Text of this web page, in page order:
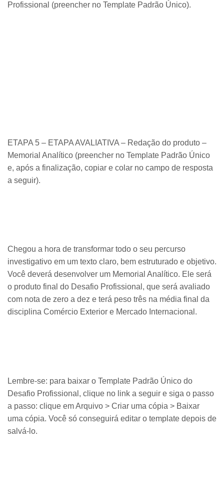
Profissional (preencher no Template Padrão Único).
ETAPA 5 – ETAPA AVALIATIVA – Redação do produto –
Memorial Analítico (preencher no Template Padrão Único
e, após a finalização, copiar e colar no campo de resposta
a seguir).
Chegou a hora de transformar todo o seu percurso
investigativo em um texto claro, bem estruturado e objetivo.
Você deverá desenvolver um Memorial Analítico. Ele será
o produto final do Desafio Profissional, que será avaliado
com nota de zero a dez e terá peso três na média final da
disciplina Comércio Exterior e Mercado Internacional.
Lembre-se: para baixar o Template Padrão Único do
Desafio Profissional, clique no link a seguir e siga o passo
a passo: clique em Arquivo > Criar uma cópia > Baixar
uma cópia. Você só conseguirá editar o template depois de
salvá-lo.